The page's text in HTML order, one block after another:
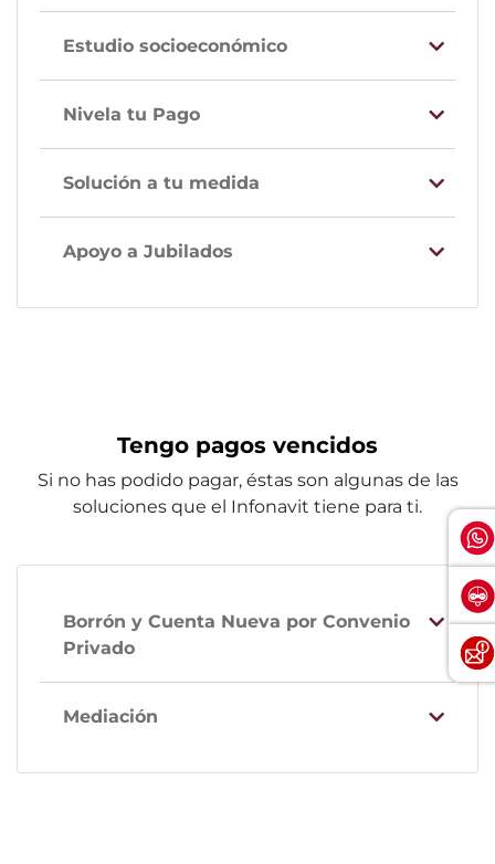
Estudio socioeconómico
Nivela tu Pago
Solución a tu medida
Apoyo a Jubilados
Tengo pagos vencidos
Si no has podido pagar, éstas son algunas de las
soluciones que el Infonavit tiene para ti.
Borrón y Cuenta Nueva por Convenio
Privado
Mediación